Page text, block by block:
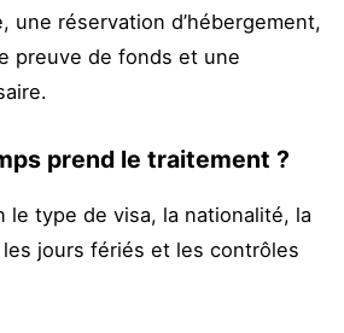
une réservation d’hébergement,
preuve de fonds et une
prend le traitement ?
le type de visa, la nationalité, la
jours fériés et les contrôles